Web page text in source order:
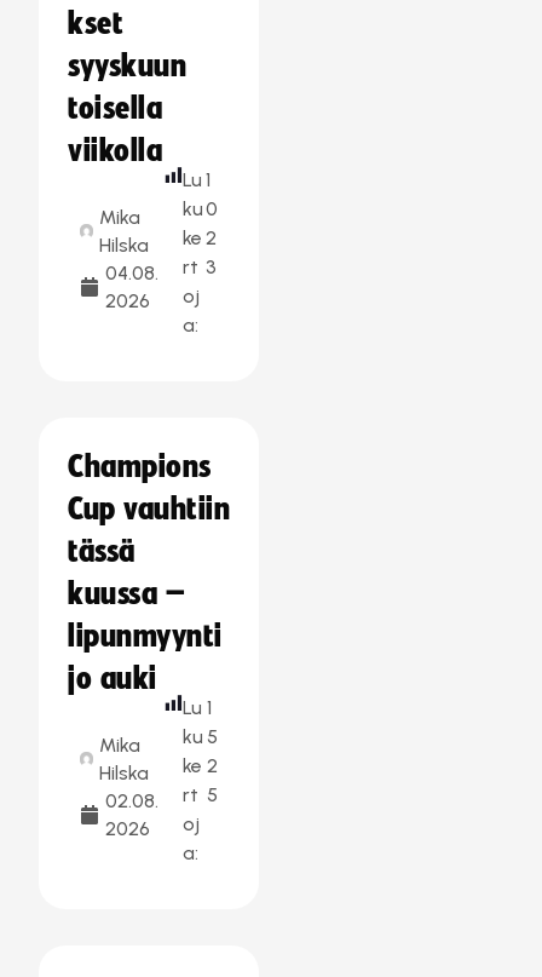
kset
syyskuun
toisella
viikolla
Mika
Hilska
04.08.
2026
Lu
ku
ke
rt
oj
a:
1
0
2
3
Champions
Cup vauhtiin
tässä
kuussa –
lipunmyynti
jo auki
Mika
Hilska
02.08.
2026
Lu
ku
ke
rt
oj
a:
1
5
2
5